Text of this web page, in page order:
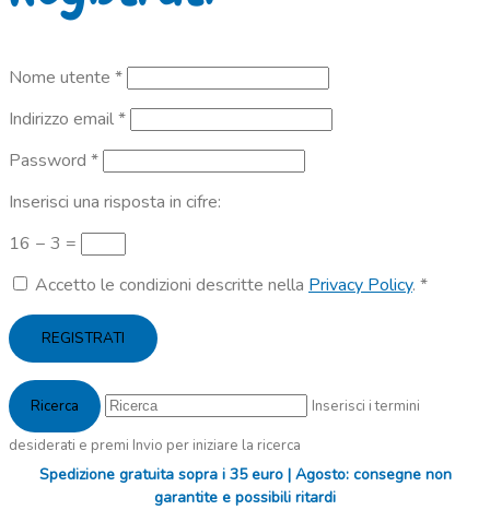
Nome utente *Richiesto
Indirizzo email*Richiesto
Password *Richiesto
Inserisci una risposta in cifre:
16 − 3 =
Accetto le condizioni descritte nella Privacy Policy. *
REGISTRATI
Inserisci i termini
desiderati e premi Invio per iniziare la ricerca
Spedizione gratuita sopra i 35 euro | Agosto: consegne non
garantite e possibili ritardi